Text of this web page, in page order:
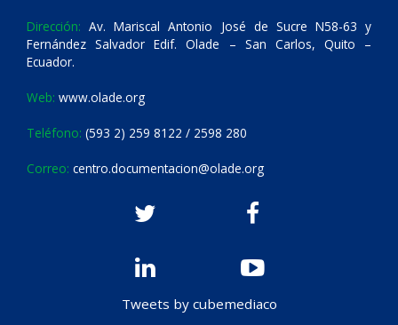
Dirección: Av. Mariscal Antonio José de Sucre N58-63 y
Fernández Salvador Edif. Olade – San Carlos, Quito –
Ecuador.
Web: www.olade.org
Teléfono: (593 2) 259 8122 / 2598 280
Correo: centro.documentacion@olade.org
Tweets by cubemediaco